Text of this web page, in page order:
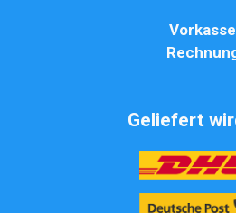
Vorkasse
Geliefert